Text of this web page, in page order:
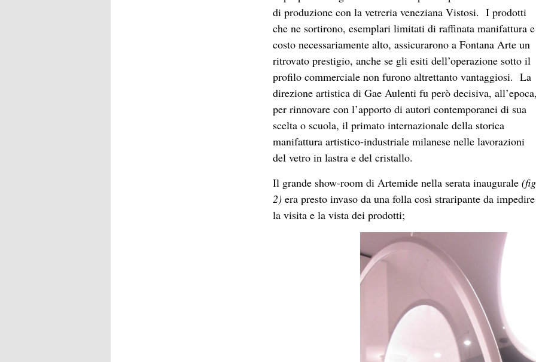
di produzione con la vetreria veneziana Vistosi. I prodotti
che ne sortirono, esemplari limitati di raffinata manifattura e
costo necessariamente alto, assicurarono a Fontana Arte un
ritrovato prestigio, anche se gli esiti dell’operazione sotto il
profilo commerciale non furono altrettanto vantaggiosi. La
direzione artistica di Gae Aulenti fu però decisiva,
per rinnovare con l’apporto di autori contemporanei di sua
scelta o scuola, il primato internazionale della storica
manifattura artistico-industriale milanese nelle lavorazioni
del vetro in lastra e del cristallo.
Il grande show-room di Artemide nella serata inaugurale
2)era presto invaso da una folla così straripante da impedire
la visita e la vista dei prodotti;